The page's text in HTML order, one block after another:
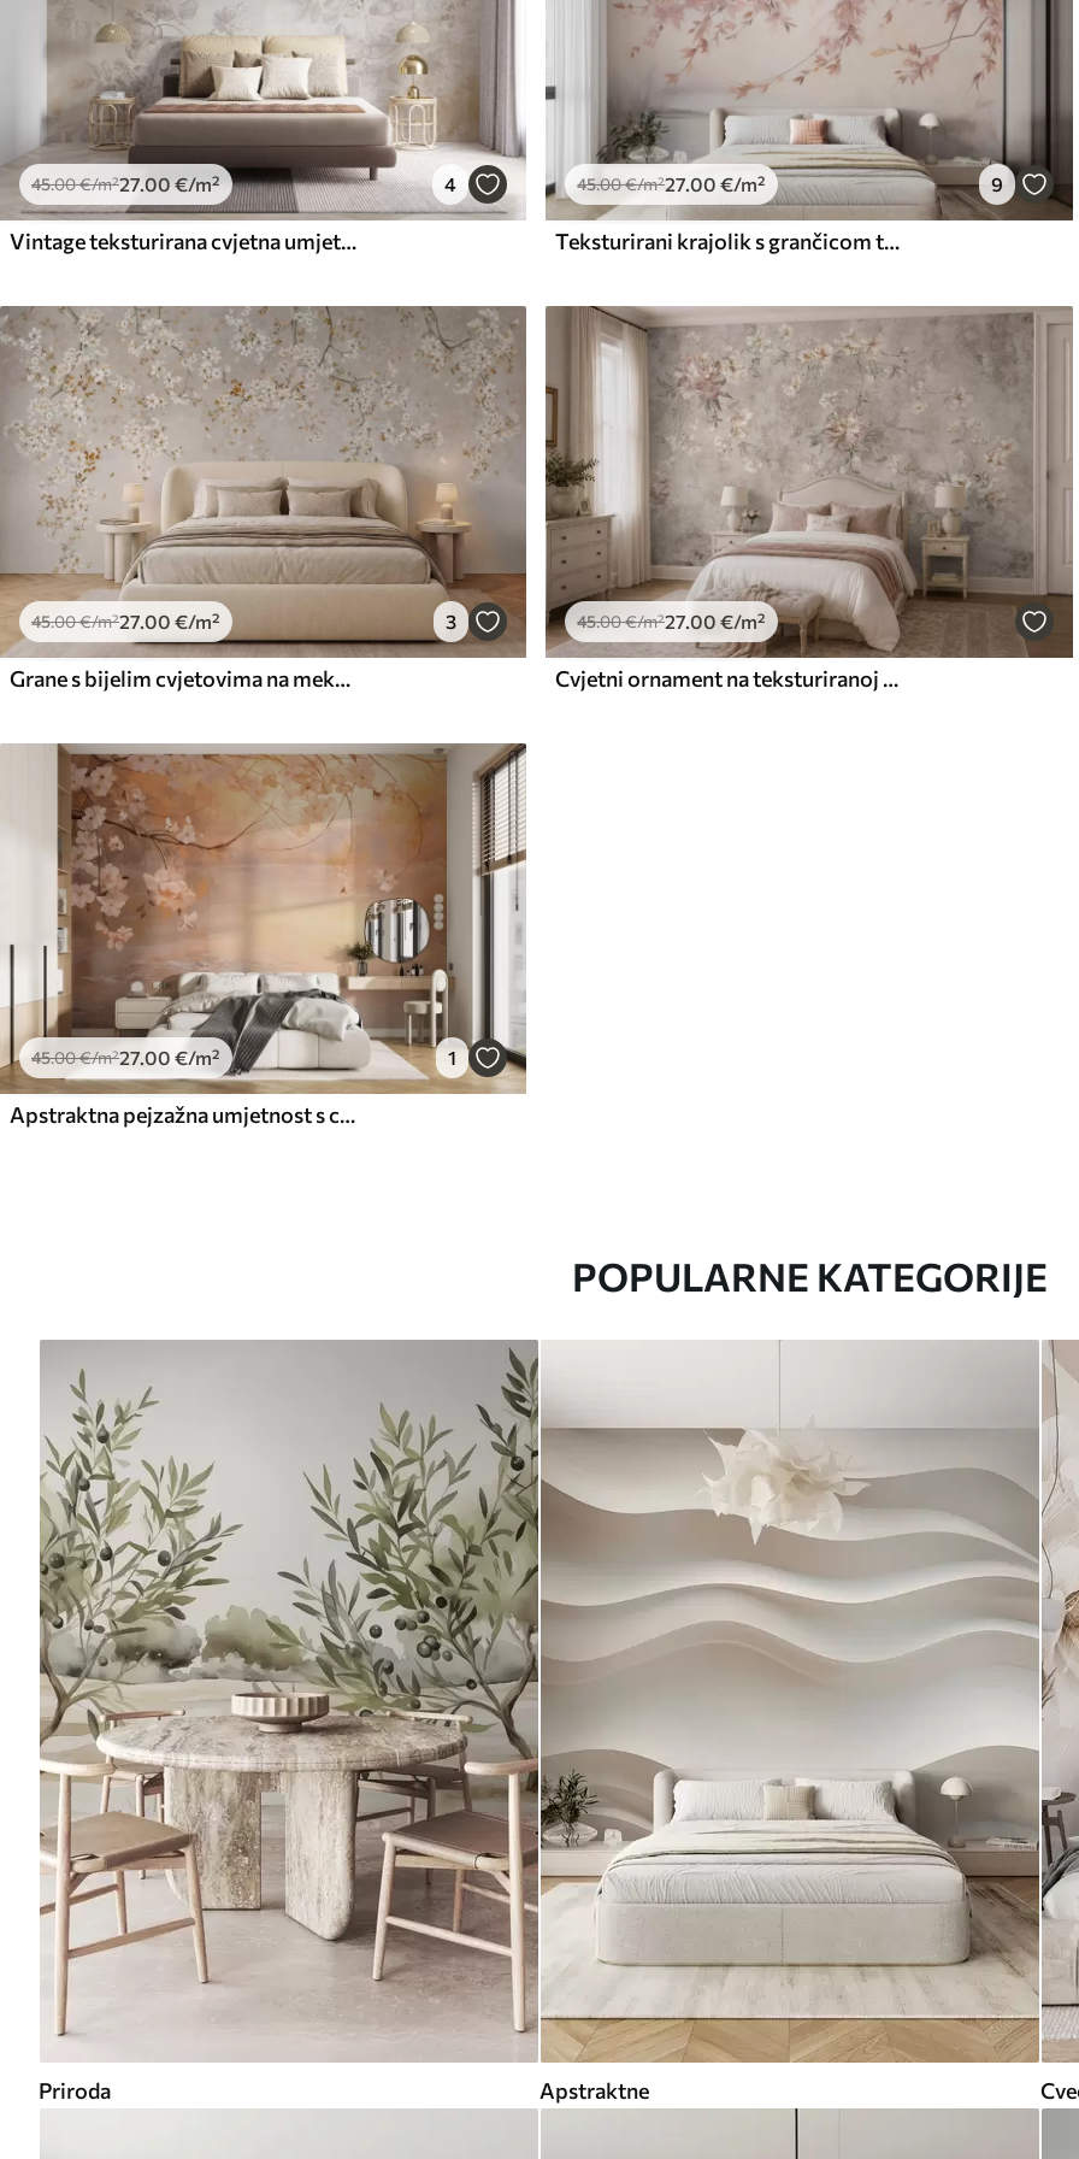
45.00€/m²27.00 €/m² 4
Vintage teksturirana cvjetna umjetnost s ilustracijama nježnog vrtnog cvijeća i lišća u stilu crtanja, mekim pastelnim bež i sepia tonovima
45.00€/m²27.00 €/m² 9
Teksturirani krajolik s grančicom trešnjinog cvijeta, ružičastim lišćem, mekom, maglovitom pozadinom
45.00€/m²27 .00 €/m² 3
Grane s bijelim cvjetovima na mekoj bež pozadini
45.00€/m²27 .00 €/m²
Cvjetni ornament na teksturiranoj svijetloj pozadini
45.00€/m²27.00 €/m² 1
Apstraktna pejzažna umjetnost s cvjetnom granom i bijelim cvjetovima koji vise iznad jezera, nježne pastelne boje
POPULARNE KATEGORIJE
Priroda Apstraktne